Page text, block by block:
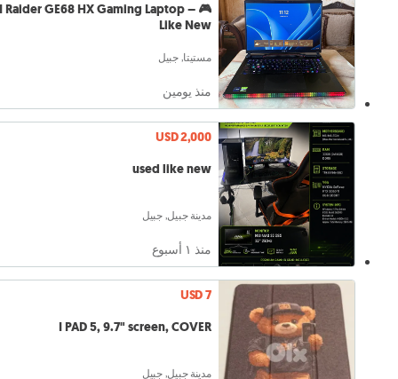
Raider GE68 HX Gaming Laptop –
Like New
مستيتا, جبيل
منذ يومين
USD 2,000
used like new
مدينة جبيل, جبيل
منذ ١ أسبوع
USD 7
I PAD 5, 9.7" screen, COVER
مدينة جبيل, جبيل